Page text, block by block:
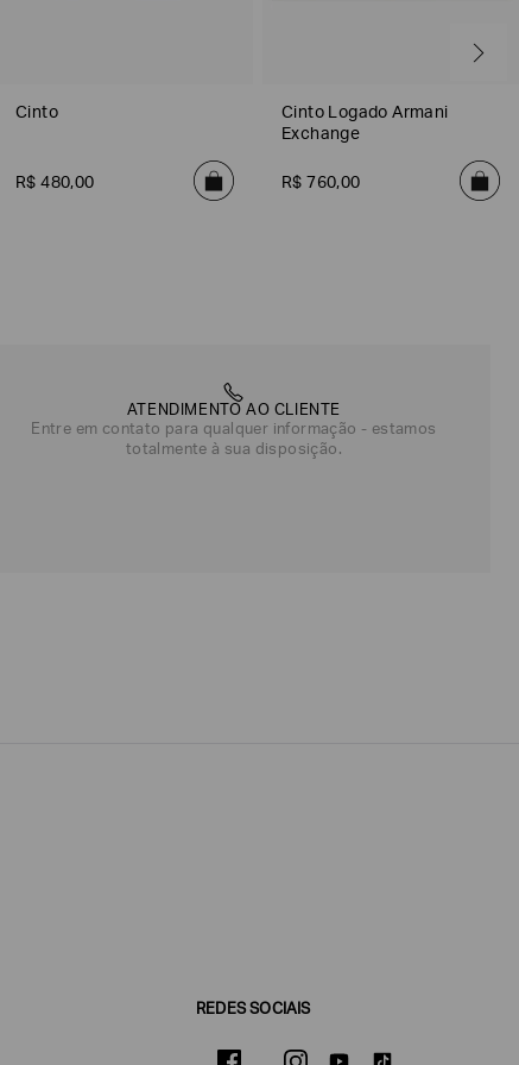
Cinto
R$ 480,00
Cinto Logado Armani
Exchange
R$ 760,00
ATENDIMENTO AO CLIENTE
Entre em contato para qualquer informação - estamos
totalmente à sua disposição.
REDES SOCIAIS